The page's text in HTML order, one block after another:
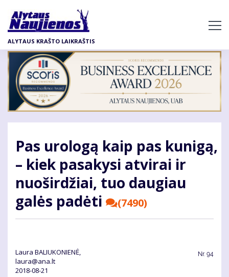
pagrindinį
turinį
ALYTAUS KRAŠTO LAIKRAŠTIS
Pas urologą kaip pas kunigą,
– kiek pasakysi atvirai ir
nuoširdžiai, tuo daugiau
galės padėti
(7490)
Laura BALIUKONIENĖ,
laura@ana.lt
2018-08-21
Nr. 94